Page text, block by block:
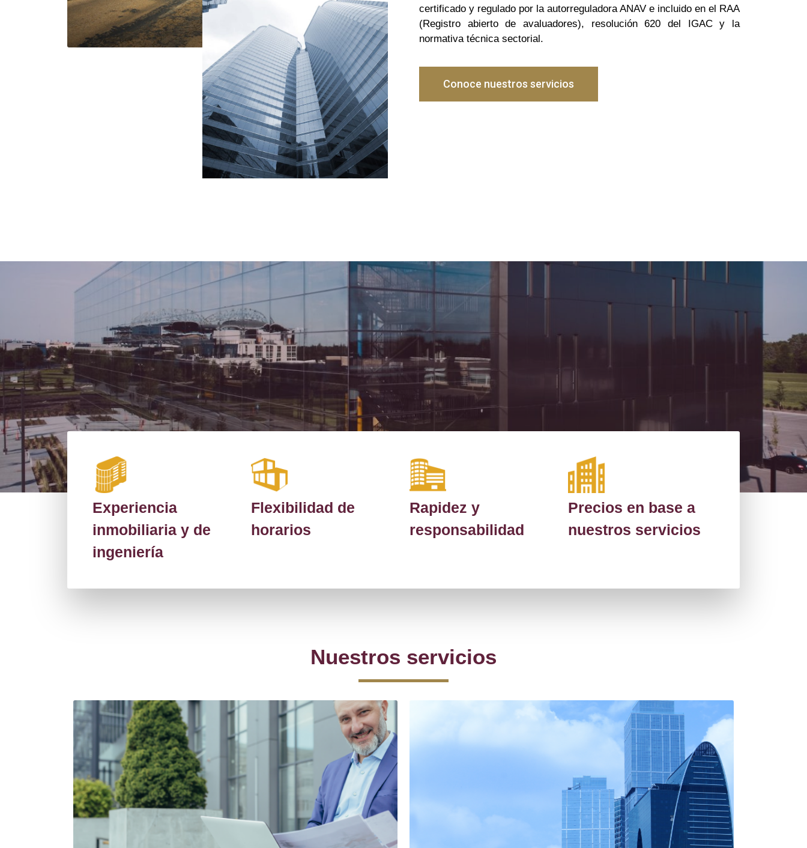
certificado y regulado por la autorreguladora ANAV e incluido en el RAA
(Registro abierto de avaluadores), resolución 620 del IGAC y la
normativa técnica sectorial.
Conoce nuestros servicios
Experiencia
inmobiliaria y de
ingeniería
Flexibilidad de
horarios
Rapidez y
responsabilidad
Precios en base a
nuestros servicios
Nuestros servicios